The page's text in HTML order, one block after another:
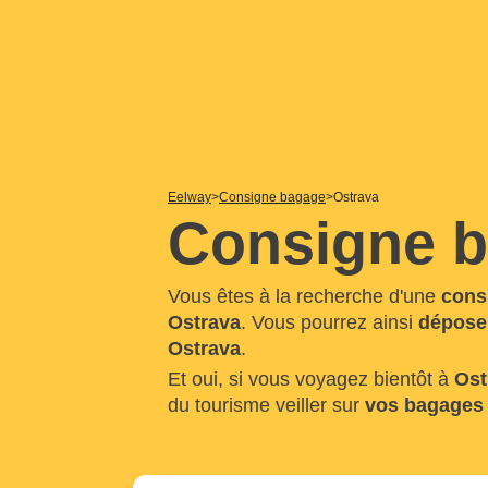
Eelway Consigne bagage Ostrava
Consigne
Vous êtes à la recherche d'une
Ostrava. Vous pourrez ainsi
Ostrava.
Et oui, si vous voyagez bientôt à
du tourisme veiller sur vos bagages